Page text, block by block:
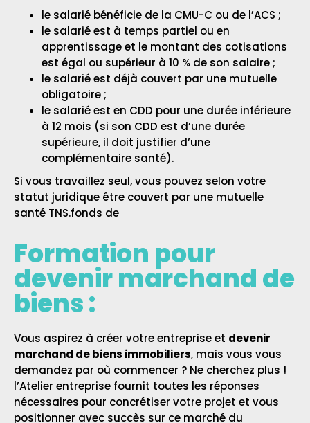
le salarié bénéficie de la CMU-C ou de l’ACS ;
le salarié est à temps partiel ou en
apprentissage et le montant des cotisations
est égal ou supérieur à 10 % de son salaire ;
le salarié est déjà couvert par une mutuelle
obligatoire ;
le salarié est en CDD pour une durée inférieure
à 12 mois (si son CDD est d’une durée
supérieure, il doit justifier d’une
complémentaire santé).
Si vous travaillez seul, vous pouvez selon votre
statut juridique être couvert par une mutuelle
santé TNS.fonds de
Formation pour
devenir marchand de
biens :
Vous aspirez à créer votre entreprise et devenir
marchand de biens immobiliers, mais vous vous
demandez par où commencer ? Ne cherchez plus !
l’Atelier entreprise fournit toutes les réponses
nécessaires pour concrétiser votre projet et vous
positionner avec succès sur ce marché du